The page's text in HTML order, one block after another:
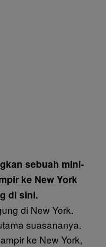
sebuah mini-
ke New York
di sini.
di New York.
suasananya.
ke New York,